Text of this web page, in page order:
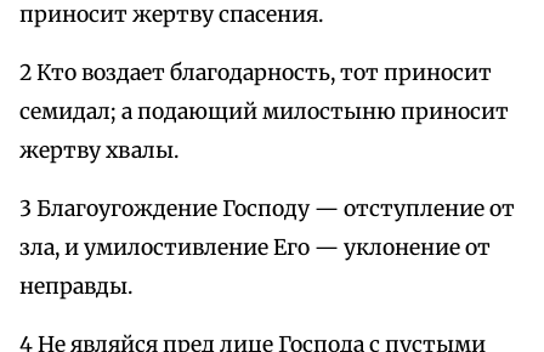
приносит жертву спасения.
2 Кто воздает благодарность, тот приносит
семидал; а подающий милостыню приносит
жертву хвалы.
3 Благоугождение Господу — отступление от
зла, и умилостивление Его — уклонение от
неправды.
4 Не являйся пред лице Господа с пустыми